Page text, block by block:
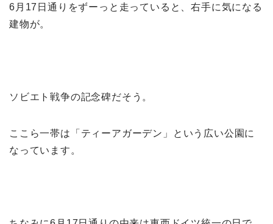
6月17日通りをずーっと走っていると、右手に気になる
建物が。
ソビエト戦争の記念碑だそう。
ここら一帯は「ティーアガーデン」という広い公園に
なっています。